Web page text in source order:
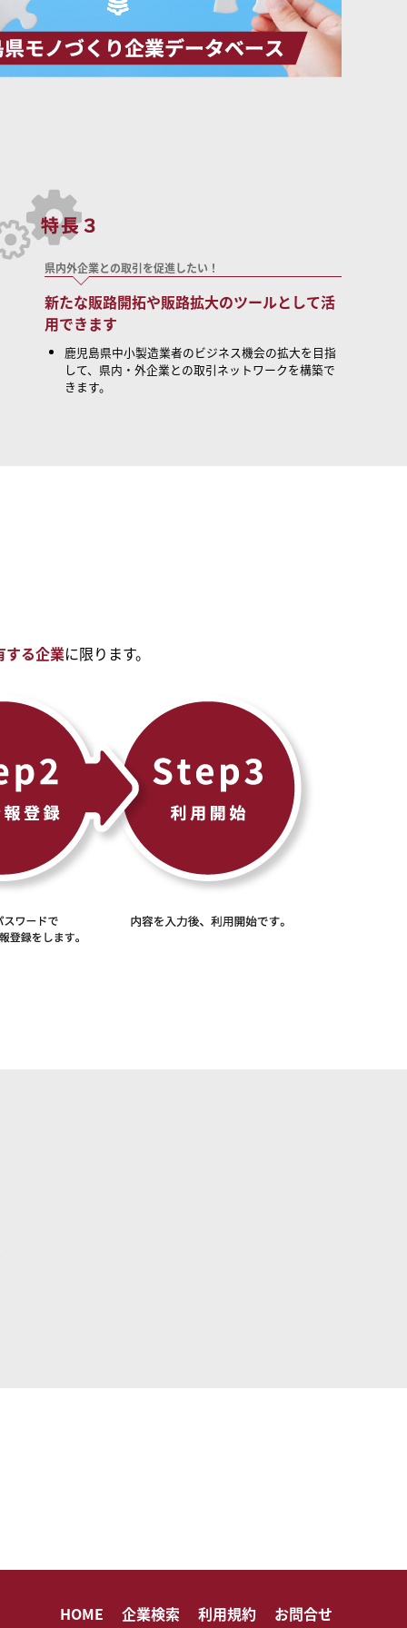
県内外企業との取引を促進したい！
新たな販路開拓や販路拡大のツールとして活
用できます
鹿児島県中小製造業者のビジネス機会の拡大を目指
して、県内・外企業との取引ネットワークを構築で
きます。
する企業に限ります。
HOME 企業検索 利用規約 お問合せ